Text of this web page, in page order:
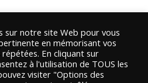
sur notre site Web pour vous
en mémorisant vos
En cliquant sur
à l'utilisation de TOUS les
visiter "Options des